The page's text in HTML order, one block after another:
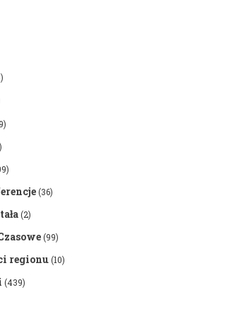
(36)
(2)
(99)
regionu(10)
(439)